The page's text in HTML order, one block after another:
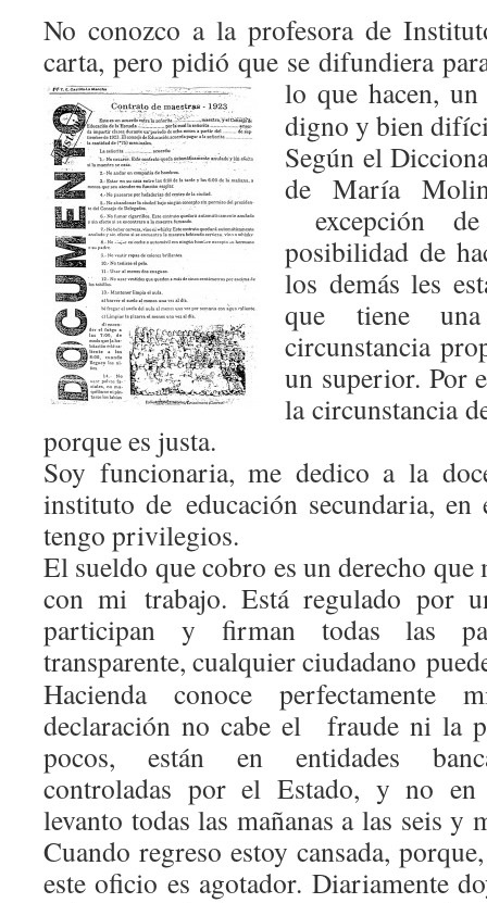
No conozco a la profesora de
carta, pero pidió que se difundiera
lo que hacen,
digno y bien
Según el
de María
excepción
posibilidad de
los demás les
que tiene
circunstancia
un superior. Por
la circunstancia
porque es justa.
Soy funcionaria, me dedico a la
instituto de educación secundaria,
tengo privilegios.
El sueldo que cobro es un derecho que
con mi trabajo. Está regulado por
participan y firman todas las
transparente, cualquier ciudadano
Hacienda conoce perfectamente
declaración no cabe el fraude ni la
pocos, están en entidades
controladas por el Estado, y no en
levanto todas las mañanas a las seis y
Cuando regreso estoy cansada,
este oficio es agotador. Diariamente